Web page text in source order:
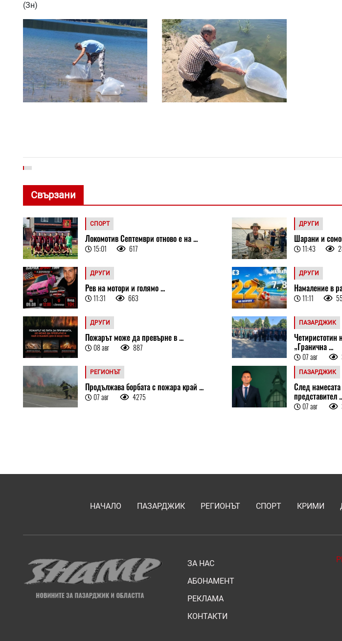
(Зн)
Свързани
СПОРТ
Локомотив Септември отново е на ...
15:01 617
ДРУГИ
Шарани и
11:43
ДРУГИ
Рев на мотори и голямо ...
11:31 663
ДРУГИ
Намаление в
11:11
ДРУГИ
Пожарът може да превърне в ...
08 авг 887
ПАЗАРДЖИК
Четиристотин
„Гранична ...
07 авг
РЕГИОНЪТ
Продължава борбата с пожара край ...
07 авг 4275
ПАЗАРДЖИК
След
представител
07 авг
НАЧАЛО ПАЗАРДЖИК РЕГИОНЪТ СПОРТ КРИМИ
ЗА НАС
АБОНАМЕНТ
РЕКЛАМА
КОНТАКТИ